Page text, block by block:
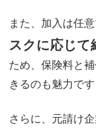
また、加入は任意
スクに応じて
ため、保険料と
きるのも魅力です
さらに、元請け